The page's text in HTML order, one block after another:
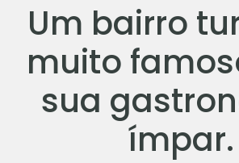
Um bairro
muito
sua
ímpar.